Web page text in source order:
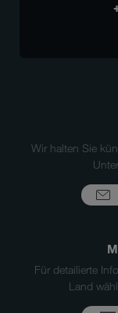
Wir halten Sie
Für detailierte
Land